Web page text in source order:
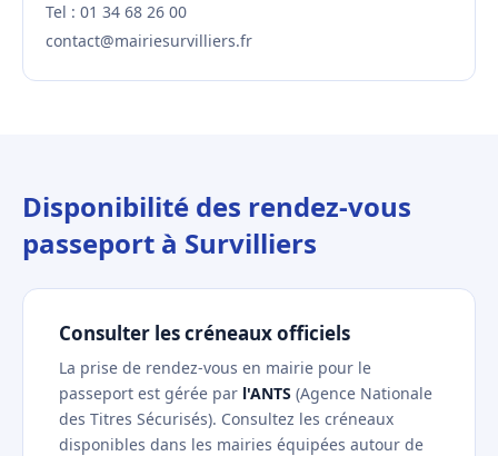
Tel : 01 34 68 26 00
contact@mairiesurvilliers.fr
Disponibilité des rendez-vous
passeport à Survilliers
Consulter les créneaux officiels
La prise de rendez-vous en mairie pour le
passeport est gérée par l'ANTS (Agence Nationale
des Titres Sécurisés). Consultez les créneaux
disponibles dans les mairies équipées autour de